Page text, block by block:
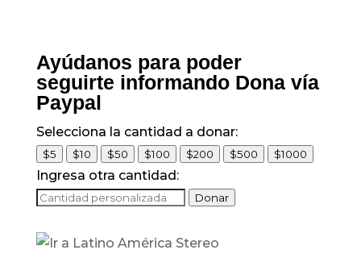
Ayúdanos para poder
seguirte informando Dona vía
Paypal
Selecciona la cantidad a donar:
$5 $10 $50 $100 $200 $500 $1000
Ingresa otra cantidad:
Donar